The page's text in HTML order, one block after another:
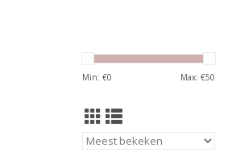
Min: €0 Max: €50